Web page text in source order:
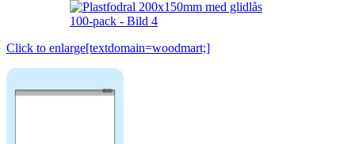
Click to enlarge[textdomain=woodmart;]